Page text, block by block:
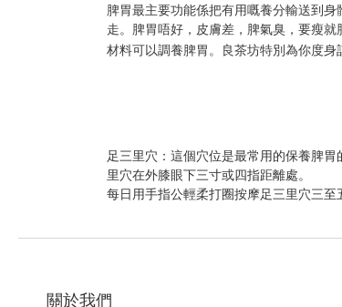
脾胃最主要功能係把有用嘅養分輸送到
走。脾胃唔好，皮膚差，脾氣臭，要瘦
材料可以調養脾胃。良茶坊特別為你度
足三里穴：這個穴位是最常用的保養脾
里穴在外膝眼下三寸或四指距離處。
每日用手指公輕柔打圈按摩足三里穴三至
關於我們